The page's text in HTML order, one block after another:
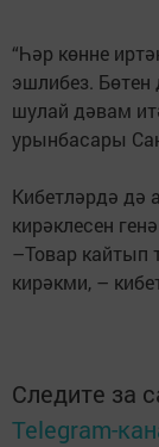
“Һәр көнне
эшлибез. Бөтен
шулай дәвам
урынбасары
Кибетләрдә дә
кирәклесен
–Товар кайтып
кирәкми, –
Следите за
Telegram-